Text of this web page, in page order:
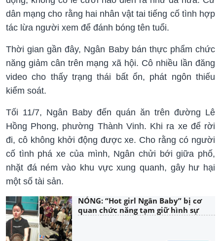
dân mạng cho rằng hai nhân vật tai tiếng cố tình hợp
tác lừa người xem để đánh bóng tên tuổi.
Thời gian gần đây, Ngân Baby bán thực phẩm chức
năng giảm cân trên mạng xã hội. Cô nhiều lần đăng
video cho thấy trạng thái bất ổn, phát ngôn thiếu
kiểm soát.
Tối 11/7, Ngân Baby đến quán ăn trên đường Lê
Hồng Phong, phường Thành Vinh. Khi ra xe để rời
đi, cô không khởi động được xe. Cho rằng có người
cố tình phá xe của mình, Ngân chửi bới giữa phố,
nhặt đá ném vào khu vực xung quanh, gây hư hại
một số tài sản.
NÓNG: “Hot girl Ngân Baby” bị cơ
quan chức năng tạm giữ hình sự